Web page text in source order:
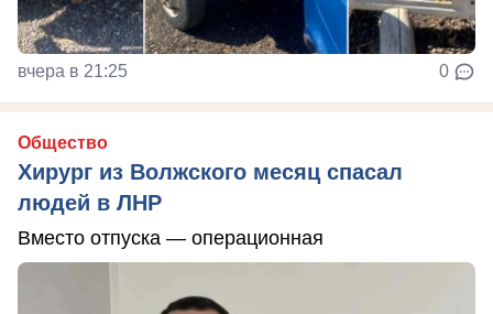
вчера в 21:25 0
Общество
Хирург из Волжского месяц спасал
людей в ЛНР
Вместо отпуска — операционная